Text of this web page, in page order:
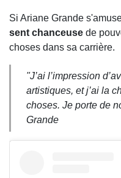
Si Ariane Grande
sent chanceuse de
choses dans sa carrière.
"J’ai l’impression
artistiques, et j’ai la
choses. Je porte de
Grande